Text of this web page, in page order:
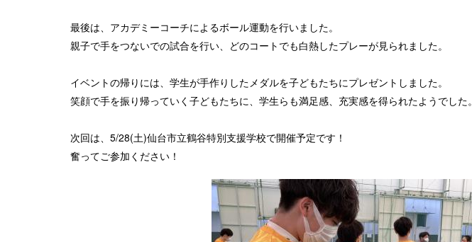
最後は、アカデミーコーチによるボール運動を行いました。
親子で手をつないでの試合を行い、どのコートでも白熱したプレーが見られました。
イベントの帰りには、学生が手作りしたメダルを子どもたちにプレゼントしました。
笑顔で手を振り帰っていく子どもたちに、学生らも満足感、充実感を得られたようでした。
次回は、5/28(土)仙台市立鶴谷特別支援学校で開催予定です！
奮ってご参加ください！